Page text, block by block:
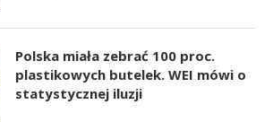
Polska miała zebrać 100 proc.
plastikowych butelek. WEI mówi o
statystycznej iluzji